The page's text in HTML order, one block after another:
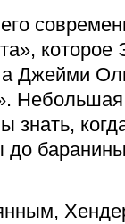
которое
Джейми
до